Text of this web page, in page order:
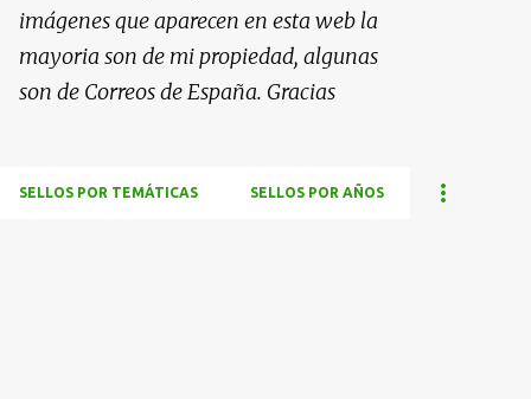
imágenes que aparecen en esta web la
mayoria son de mi propiedad, algunas
son de Correos de España. Gracias
SELLOS POR TEMÁTICAS SELLOS POR AÑOS